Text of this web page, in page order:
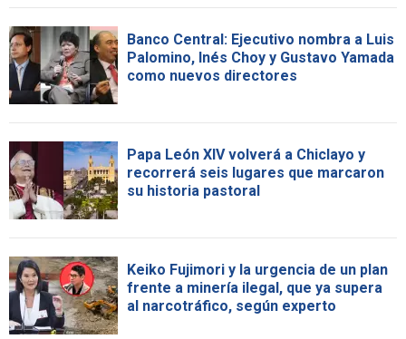
Banco Central: Ejecutivo nombra a Luis
Palomino, Inés Choy y Gustavo Yamada
como nuevos directores
Papa León XIV volverá a Chiclayo y
recorrerá seis lugares que marcaron
su historia pastoral
Keiko Fujimori y la urgencia de un plan
frente a minería ilegal, que ya supera
al narcotráfico, según experto